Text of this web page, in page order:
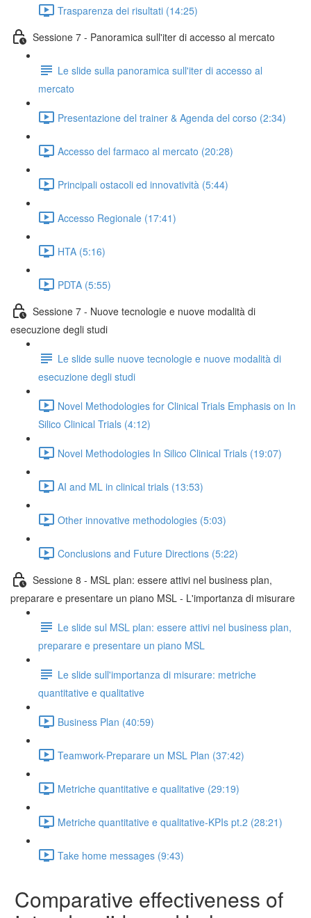
Trasparenza dei risultati (14:25)
Sessione 7 - Panoramica sull'iter di accesso al mercato
Le slide sulla panoramica sull'iter di accesso al
mercato
Presentazione del trainer & Agenda del corso (2:34)
Accesso del farmaco al mercato (20:28)
Principali ostacoli ed innovatività (5:44)
Accesso Regionale (17:41)
HTA (5:16)
PDTA (5:55)
Sessione 7 - Nuove tecnologie e nuove modalità di
esecuzione degli studi
Le slide sulle nuove tecnologie e nuove modalità di
esecuzione degli studi
Novel Methodologies for Clinical Trials Emphasis on In
Silico Clinical Trials (4:12)
Novel Methodologies In Silico Clinical Trials (19:07)
AI and ML in clinical trials (13:53)
Other innovative methodologies (5:03)
Conclusions and Future Directions (5:22)
Sessione 8 - MSL plan: essere attivi nel business plan,
preparare e presentare un piano MSL - L'importanza di misurare
Le slide sul MSL plan: essere attivi nel business plan,
preparare e presentare un piano MSL
Le slide sull'importanza di misurare: metriche
quantitative e qualitative
Business Plan (40:59)
Teamwork-Preparare un MSL Plan (37:42)
Metriche quantitative e qualitative (29:19)
Metriche quantitative e qualitative-KPIs pt.2 (28:21)
Take home messages (9:43)
Comparative effectiveness of